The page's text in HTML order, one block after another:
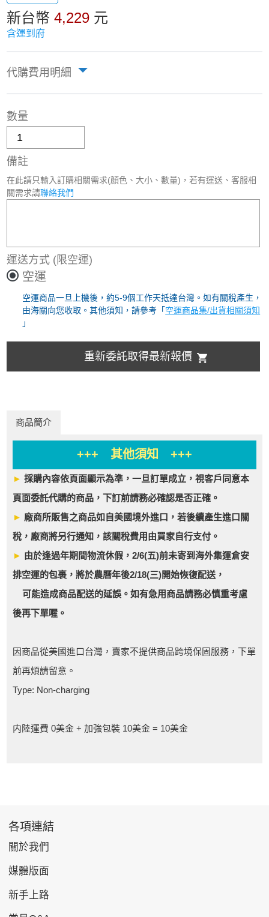
新台幣4,229 元
含運到府
代購費用明細
數量
備註
在此請只輸入訂購相關需求(顏色、大小、數量)，若有運送、客服相
關需求請聯絡我們
運送方式 (限空運)
空運
空運商品一旦上機後，約5-9個工作天抵達台灣。如有關稅產生，
由海關向您收取。其他須知，請參考「 空運商品集/出貨相關須知
」
重新委託取得最新報價
商品簡介
+++ 其他須知 +++
►採購內容依頁面顯示為準，一旦訂單成立，視客戶同意本
頁面委託代購的商品，下訂前請務必確認是否正確。
► 廠商所販售之商品如自美國境外進口，若後續產生進口關
稅，廠商將另行通知，該關稅費用由買家自行支付。
► 由於逢過年期間物流休假，2/6(五)前未寄到海外集運倉安
排空運的包裹，將於農曆年後2/18(三)開始恢復配送，
可能造成商品配送的延誤。如有急用商品請務必慎重考慮
後再下單喔。
因商品從美國進口台灣，賣家不提供商品跨境保固服務，下單
前再煩請留意。
Type: Non-charging
内陸運費 0美金 + 加強包裝 10美金 = 10美金
各項連結
關於我們
媒體版面
新手上路